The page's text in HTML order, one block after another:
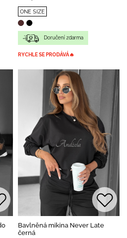
ONE SIZE
Doručení zdarma
RYCHLE SE PRODÁVÁ🔥
Bavlněná mikina Never Late
černá